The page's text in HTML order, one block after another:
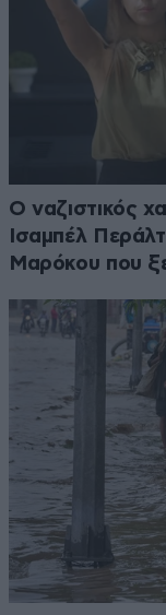
Ο ναζιστικός
Ισαμπέλ
Μαρόκου που